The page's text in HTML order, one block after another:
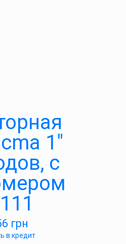
1″
с
грн
в кредит